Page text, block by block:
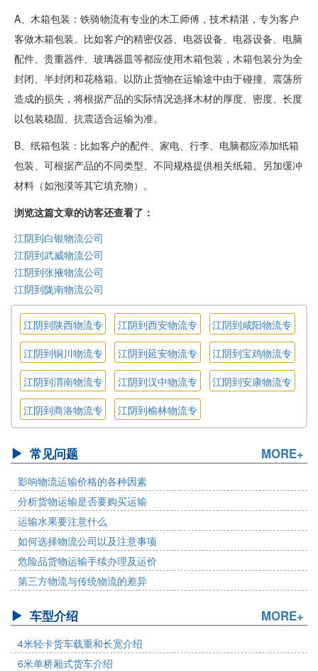
A、木箱包装：铁骑物流有专业的木工师傅，技术精湛，专为客户
客做木箱包装。比如客户的精密仪器、电器设备、电器设备、电脑
配件、贵重器件、玻璃器皿等都应使用木箱包装，木箱包装分为全
封闭、半封闭和花格箱。以防止货物在运输途中由于碰撞、震荡所
造成的损失，将根据产品的实际情况选择木材的厚度、密度、长度
以包装稳固、抗震适合运输为准。
B、纸箱包装：比如客户的配件、家电、行李、电脑都应添加纸箱
包装、可根据产品的不同类型、不同规格提供相关纸箱。另加缓冲
材料（如泡漠等其它填充物）。
浏览这篇文章的访客还查看了：
江阴到白银物流公司
江阴到武威物流公司
江阴到张掖物流公司
江阴到陇南物流公司
江阴到陕西物流专
线
江阴到西安物流专
线
江阴到咸阳物流专
线
江阴到铜川物流专
线
江阴到延安物流专
线
江阴到宝鸡物流专
线
江阴到渭南物流专
线
江阴到汉中物流专
线
江阴到安康物流专
江阴到商洛物流专
线
江阴到榆林物流专
线
常见问题 MORE+
影响物流运输价格的各种因素
分析货物运输是否要购买运输
运输水果要注意什么
如何选择物流公司以及注意事项
危险品货物运输手续办理及运价
第三方物流与传统物流的差异
车型介绍 MORE+
4米轻卡货车载重和长宽介绍
6米单桥厢式货车介绍